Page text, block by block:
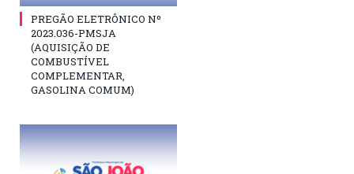
PREGÃO ELETRÔNICO Nº
2023.036-PMSJA
(AQUISIÇÃO DE
COMBUSTÍVEL
COMPLEMENTAR,
GASOLINA COMUM)